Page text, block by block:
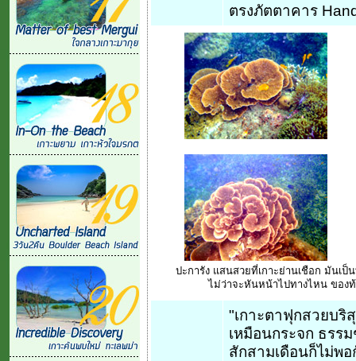
ตรงภัตตาคาร
ปะการัง แสนสวยที่เกาะย่านเชือก มันเป็
ไม่ว่าจะหันหน้าไปทางไหน ของท้
"เกาะตาฟุกสวยบริ
เหมือนกระจก ธรร
สักสามเดือนก็ไม่พ